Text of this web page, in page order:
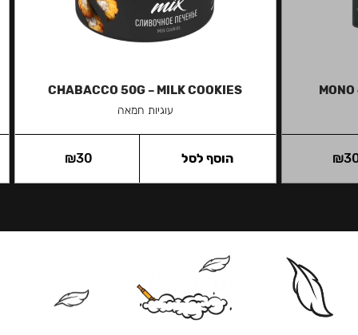
₪
CHABACCO 50G – MILK COOKIES
עוגיות חמאה
₪30 הוסף לסל